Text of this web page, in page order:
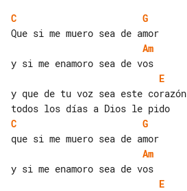
C
G
Am
E
y que de tu voz sea este corazón
C
G
Am
E